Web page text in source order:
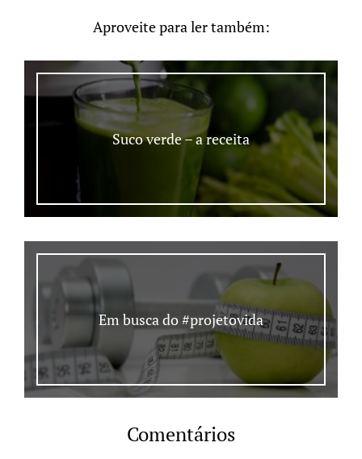
Aproveite para ler também:
Suco verde – a receita
Em busca do #projetovida
Comentários